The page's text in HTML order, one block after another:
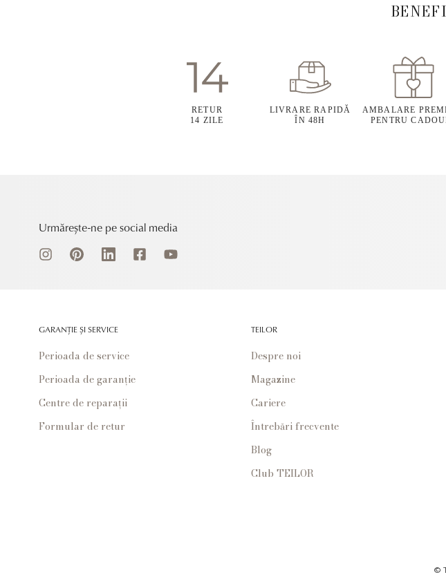
RETUR
14 ZILE
LIVRARE RAPIDĂ
ÎN 48H
AMBALARE
PENTRU
Urmărește-ne pe social media
GARANȚIE ȘI SERVICE
Perioada de service
Perioada de garanție
Centre de reparații
Formular de retur
TEILOR
Despre noi
Magazine
Cariere
Întrebări frecvente
Blog
Club TEILOR
©